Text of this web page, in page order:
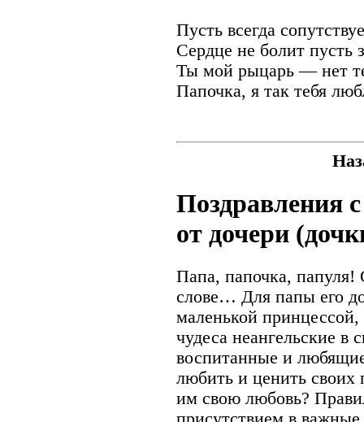
Пусть всегда
Сердце не болит пусть
Ты мой рыцарь — нет
Папочка, я так тебя
Поздравления
от дочери
Папа, папочка, папуля!
слове… Для папы его
маленькой
чудеса неангельские в
воспитанные и
любить и ценить своих
им свою любовь?